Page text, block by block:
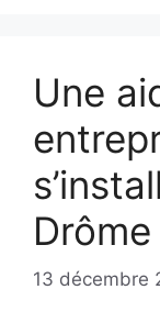
Une
Drôme
13 décembre